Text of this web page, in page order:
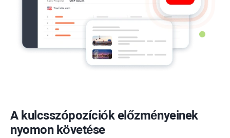
A kulcsszópozíciók előzményeinek
nyomon követése